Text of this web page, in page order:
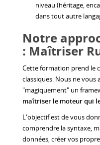
niveau (héritage,
dans tout autre
Notre
: Maîtriser
Cette formation prend le
classiques. Nous ne vous
"magiquement" un
maîtriser le moteur qui
L'objectif est de vous
comprendre la syntaxe,
données, créer vos